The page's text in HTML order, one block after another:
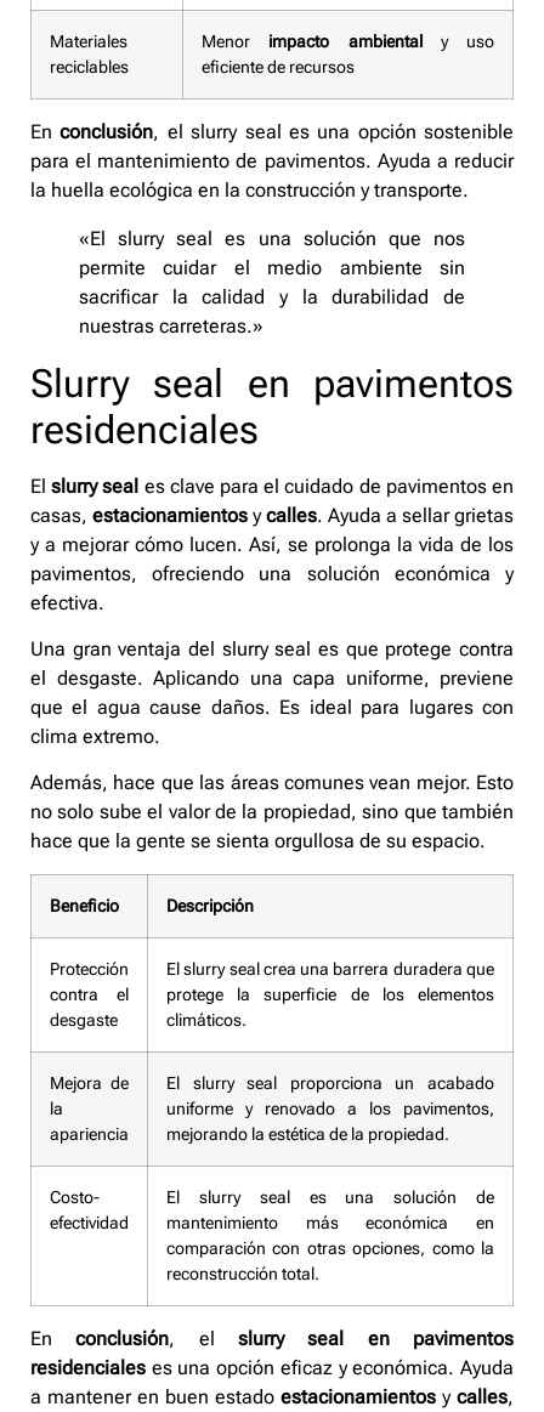
Materiales
reciclables
Menor impacto ambiental
y uso
eficiente de recursos
Enconclusión, el slurry seal es una opción sostenible
para el mantenimiento de pavimentos. Ayuda a reducir
la huella ecológica en la construcción y transporte.
«El slurry seal es una solución que nos
permite cuidar el medio ambiente sin
sacrificar la calidad y la durabilidad de
nuestras carreteras.»
Slurry seal en pavimentos
residenciales
Elslurry seal es clave para el cuidado de pavimentos en
casas, estacionamientos ycalles. Ayuda a sellar grietas
y a mejorar cómo lucen. Así, se prolonga la vida de los
pavimentos, ofreciendo una solución económica y
efectiva.
Una gran ventaja del slurry seal es que protege contra
el desgaste. Aplicando una capa uniforme, previene
que el agua cause daños. Es ideal para lugares con
clima extremo.
Además, hace que las áreas comunes vean mejor. Esto
no solo sube el valor de la propiedad, sino que también
hace que la gente se sienta orgullosa de su espacio.
Beneficio Descripción
Protección
contra el
desgaste
El slurry seal crea una barrera duradera que
protege la superficie de los elementos
climáticos.
Mejora de
la
apariencia
El slurry seal proporciona un acabado
uniforme y renovado a los pavimentos,
mejorando la estética de la propiedad.
Costo-
efectividad
El slurry seal es una solución de
mantenimiento más económica en
comparación con otras opciones, como la
reconstrucción total.
Enconclusión, elslurry seal en pavimentos
residenciales es una opción eficaz y económica. Ayuda
a mantener en buen estado estacionamientos y calles,